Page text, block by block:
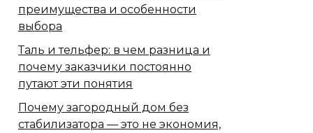
преимущества и особенности
выбора
Таль и тельфер: в чем разница и
почему заказчики постоянно
путают эти понятия
Почему загородный дом без
стабилизатора — это не экономия,